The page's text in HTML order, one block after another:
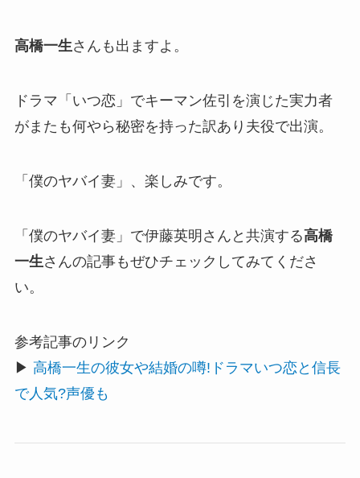
高橋一生さんも出ますよ。
ドラマ「いつ恋」でキーマン佐引を演じた実力者
がまたも何やら秘密を持った訳あり夫役で出演。
「僕のヤバイ妻」、楽しみです。
「僕のヤバイ妻」で伊藤英明さんと共演する高橋
一生さんの記事もぜひチェックしてみてくださ
い。
参考記事のリンク
▶ 高橋一生の彼女や結婚の噂!ドラマいつ恋と信長
で人気?声優も